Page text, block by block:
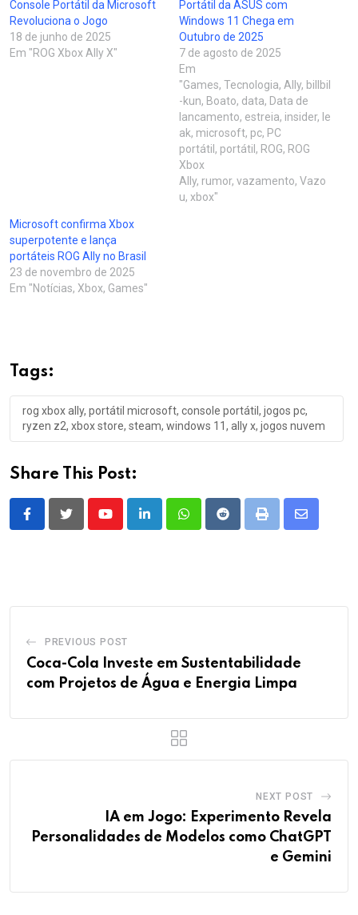
Console Portátil da Microsoft
Revoluciona o Jogo
18 de junho de 2025
Em "ROG Xbox Ally X"
Portátil da ASUS com
Windows 11 Chega em
Outubro de 2025
7 de agosto de 2025
Em
"Games, Tecnologia, Ally, billbil
-kun, Boato, data, Data de
lancamento, estreia, insider, le
ak, microsoft, pc, PC
portátil, portátil, ROG, ROG
Xbox
Ally, rumor, vazamento, Vazo
u, xbox"
Microsoft confirma Xbox
superpotente e lança
portáteis ROG Ally no Brasil
23 de novembro de 2025
Em "Notícias, Xbox, Games"
Tags:
rog xbox ally, portátil microsoft, console portátil, jogos pc,
ryzen z2, xbox store, steam, windows 11, ally x, jogos nuvem
Share This Post:
YoutubeLinkedInWhatsappRedditPrint
Share
PREVIOUS POST
Coca-Cola Investe em Sustentabilidade
com Projetos de Água e Energia Limpa
NEXT POST
IA em Jogo: Experimento Revela
Personalidades de Modelos como ChatGPT
e Gemini